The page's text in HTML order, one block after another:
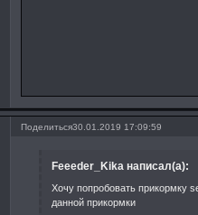
Поделиться30.01.2019 17:09:59
Feeeder_Kika написал(а):
Хочу попробовать прикормку
данной прикормки